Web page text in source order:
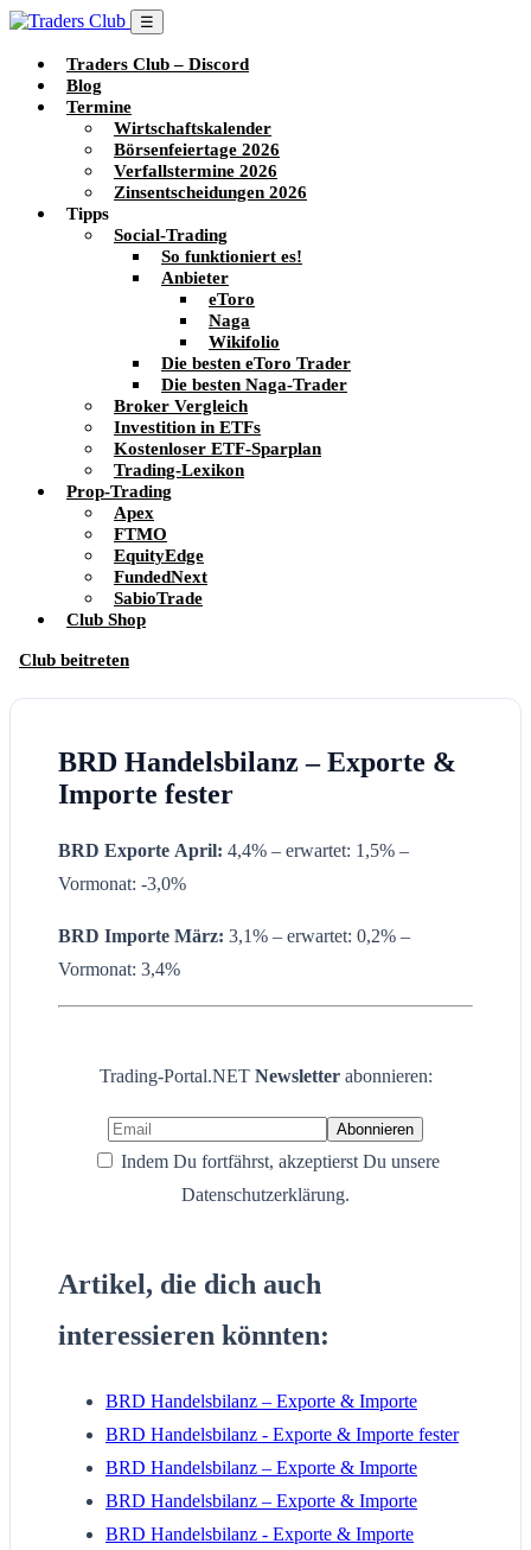
☰
Traders Club – Discord
Blog
Termine
Wirtschaftskalender
Börsenfeiertage 2026
Verfallstermine 2026
Zinsentscheidungen 2026
Tipps
Social-Trading
So funktioniert es!
Anbieter
eToro
Naga
Wikifolio
Die besten eToro Trader
Die besten Naga-Trader
Broker Vergleich
Investition in ETFs
Kostenloser ETF-Sparplan
Trading-Lexikon
Prop-Trading
Apex
FTMO
EquityEdge
FundedNext
SabioTrade
Club Shop
Club beitreten
BRD Handelsbilanz – Exporte &
Importe fester
BRD Exporte April: 4,4% – erwartet: 1,5% –
Vormonat: -3,0%
BRD Importe März: 3,1% – erwartet: 0,2% –
Vormonat: 3,4%
Trading-Portal.NET Newsletter abonnieren:
Indem Du fortfährst, akzeptierst Du unsere
Datenschutzerklärung.
Artikel, die dich auch
interessieren könnten:
BRD Handelsbilanz – Exporte & Importe
BRD Handelsbilanz - Exporte & Importe fester
BRD Handelsbilanz – Exporte & Importe
BRD Handelsbilanz – Exporte & Importe
BRD Handelsbilanz - Exporte & Importe